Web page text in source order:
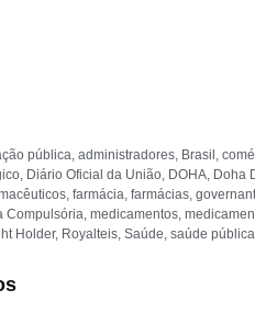
pública, administradores, Brasil ,
, Diário Oficial da União, DOHA, Doha
, farmácia, farmácias,
Compulsória, medicamentos,
Holder, Royalteis, Saúde, saúde pública